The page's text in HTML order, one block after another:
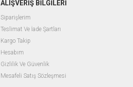
ALIŞVERİŞ BİLGİLERİ
Siparişlerim
Teslimat Ve İade Şartları
Kargo Takip
Hesabım
Gizlilik Ve Güvenlik
Mesafeli Satış Sözleşmesi